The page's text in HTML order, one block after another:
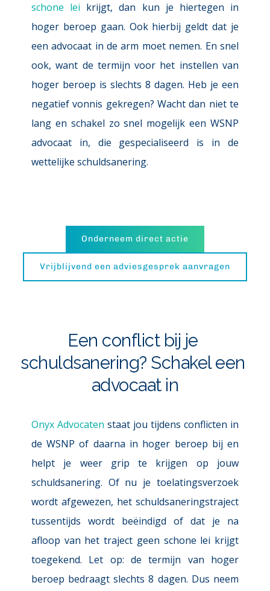
schone lei krijgt, dan kun je hiertegen in
hoger beroep gaan. Ook hierbij geldt dat je
een advocaat in de arm moet nemen. En snel
ook, want de termijn voor het instellen van
hoger beroep is slechts 8 dagen. Heb je een
negatief vonnis gekregen? Wacht dan niet te
lang en schakel zo snel mogelijk een WSNP
advocaat in, die gespecialiseerd is in de
wettelijke schuldsanering.
Onderneem direct actie
Vrijblijvend een adviesgesprek aanvragen
Een conflict bij je
schuldsanering? Schakel een
advocaat in
Onyx Advocaten staat jou tijdens conflicten in
de WSNP of daarna in hoger beroep bij en
helpt je weer grip te krijgen op jouw
schuldsanering. Of nu je toelatingsverzoek
wordt afgewezen, het schuldsaneringstraject
tussentijds wordt beëindigd of dat je na
afloop van het traject geen schone lei krijgt
toegekend. Let op: de termijn van hoger
beroep bedraagt slechts 8 dagen. Dus neem